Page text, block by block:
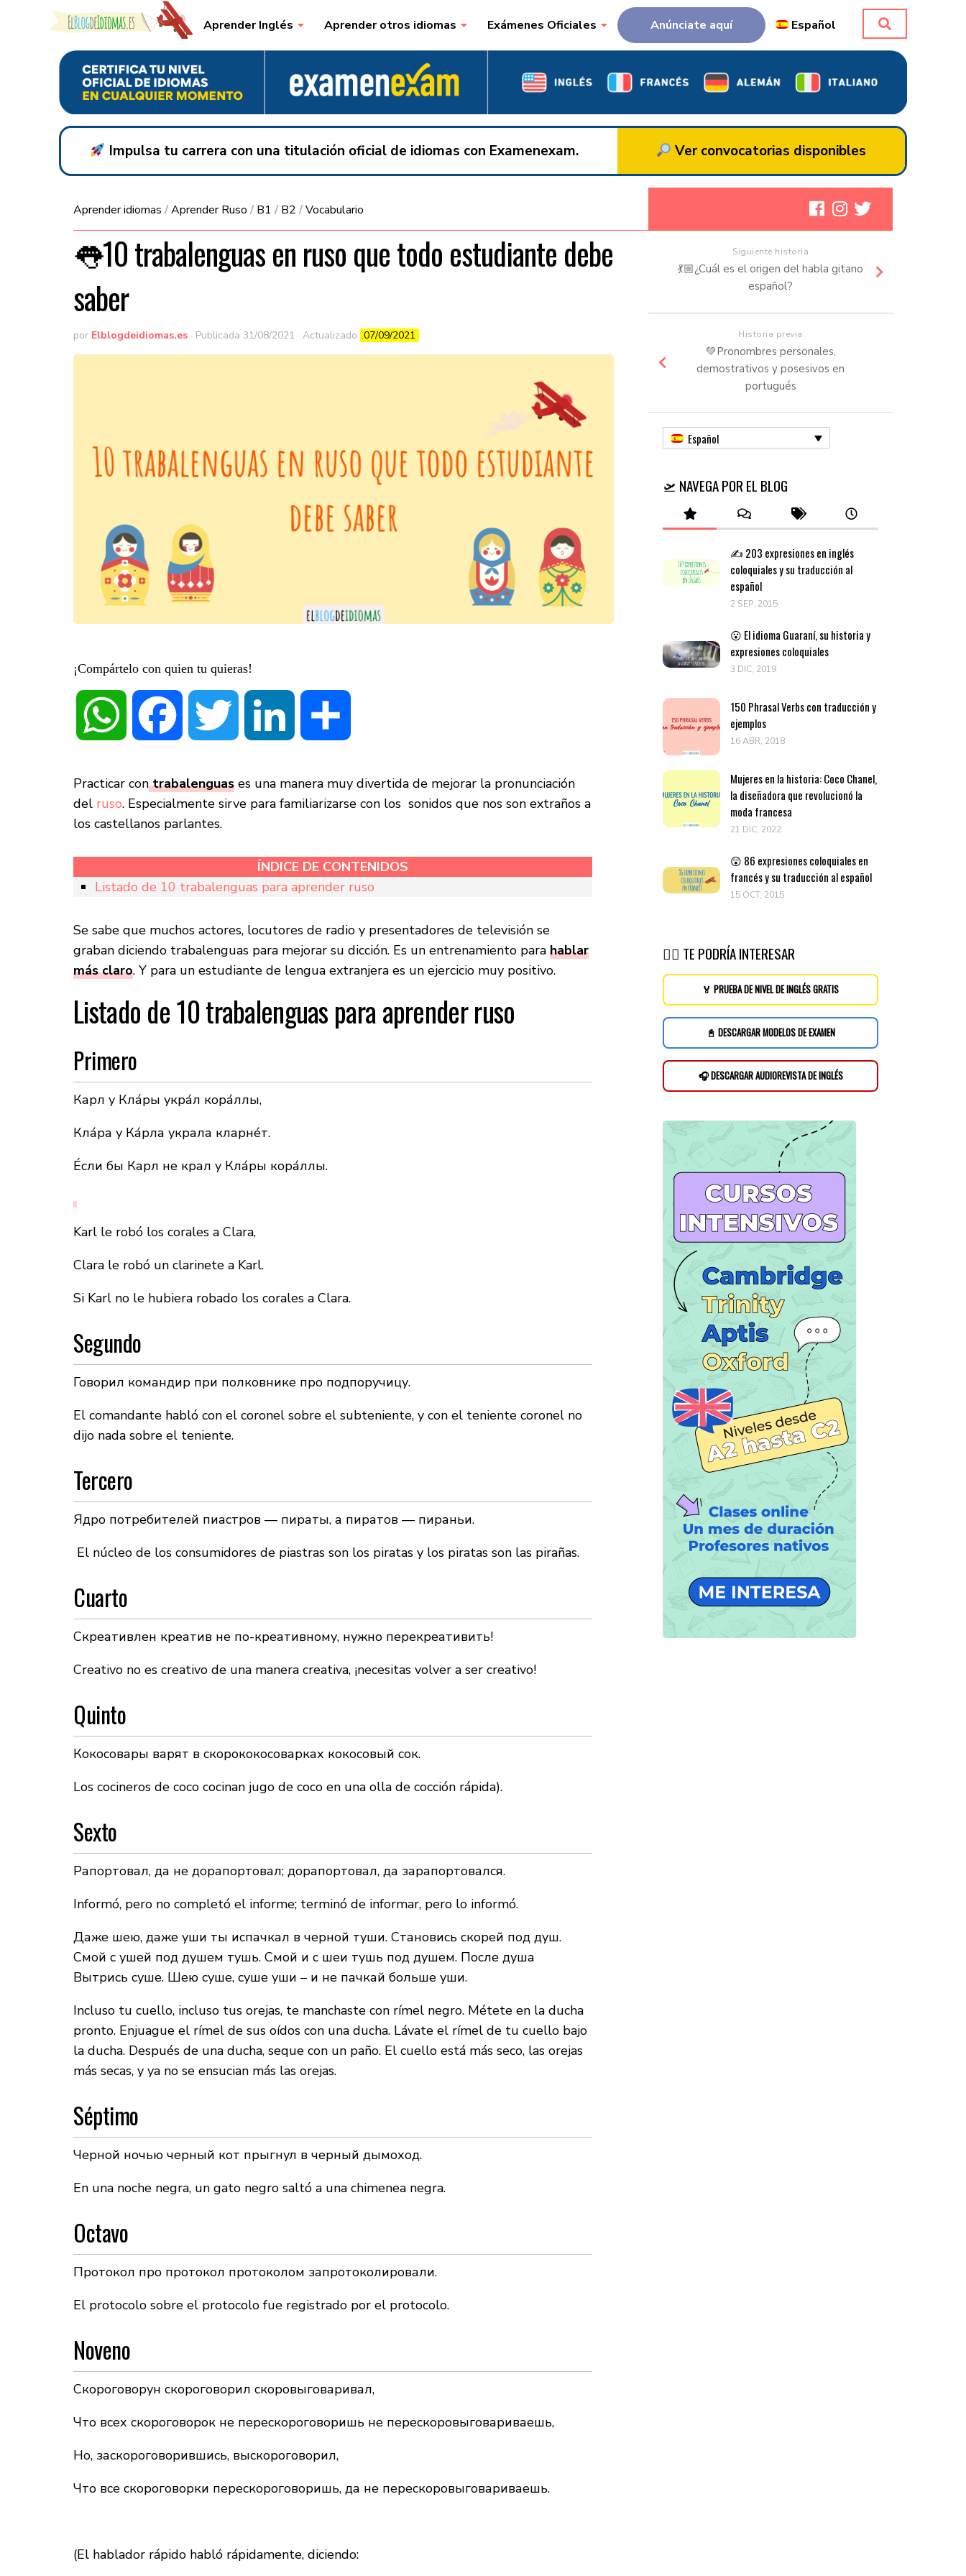
Skip to content Aprender Inglés Aprender otros idiomas Exámenes Oficiales Anúnciate aquí Español
Impulsa tu carrera con una titulación oficial de idiomas con Examenexam. Ver convocatorias disponibles
Aprender idiomas /Aprender Ruso / B1 / B2 /Vocabulario
👅10 trabalenguas en ruso que todo estudiante debe
saber
por Elblogdeidiomas.es · Publicada 31/08/2021 · Actualizado 07/09/2021
¡Compártelo con quien tu quieras!
WhatsApp Facebook LinkedIn
Practicar contrabalenguas es una manera muy divertida de mejorar la pronunciación
del ruso. Especialmente sirve para familiarizarse con los sonidos que nos son extraños a
los castellanos parlantes.
ÍNDICE DE CONTENIDOS
Listado de 10 trabalenguas para aprender ruso
Se sabe que muchos actores, locutores de radio y presentadores de televisión se
graban diciendo trabalenguas para mejorar su dicción. Es un entrenamiento para hablar
más claro. Y para un estudiante de lengua extranjera es un ejercicio muy positivo.
Listado de 10 trabalenguas para aprender ruso
Primero
Карл у Кла́ры укра́л кора́ллы,
Кла́ра у Ка́рла украла кларне́т.
Éсли бы Карл не крал у Кла́ры кора́ллы.
Karl le robó los corales a Clara,
Clara le robó un clarinete a Karl.
Si Karl no le hubiera robado los corales a Clara.
Segundo
Говорил командир при полковнике про подпоручицу.
El comandante habló con el coronel sobre el subteniente, y con el teniente coronel no
dijo nada sobre el teniente.
Tercero
Ядро потребителей пиастров — пираты, а пиратов — пираньи.
El núcleo de los consumidores de piastras son los piratas y los piratas son las pirañas.
Cuarto
Скреативлен креатив не по-креативному, нужно перекреативить!
Creativo no es creativo de una manera creativa, ¡necesitas volver a ser creativo!
Quinto
Кокосовары варят в скорококосоварках кокосовый сок.
Los cocineros de coco cocinan jugo de coco en una olla de cocción rápida).
Sexto
Рапортовал, да не дорапортовал; дорапортовал, да зарапортовался.
Informó, pero no completó el informe; terminó de informar, pero lo informó.
Даже шею, даже уши ты испачкал в черной туши. Становись скорей под душ.
Смой с ушей под душем тушь. Смой и с шеи тушь под душем. После душа
Вытрись суше. Шею суше, суше уши – и не пачкай больше уши.
Incluso tu cuello, incluso tus orejas, te manchaste con rímel negro. Métete en la ducha
pronto. Enjuague el rímel de sus oídos con una ducha. Lávate el rímel de tu cuello bajo
la ducha. Después de una ducha, seque con un paño. El cuello está más seco, las orejas
más secas, y ya no se ensucian más las orejas.
Séptimo
Черной ночью черный кот прыгнул в черный дымоход.
En una noche negra, un gato negro saltó a una chimenea negra.
Octavo
Протокол про протокол протоколом запротоколировали.
El protocolo sobre el protocolo fue registrado por el protocolo.
Noveno
Скороговорун скороговорил скоровыговаривал,
Что всех скороговорок не перескороговоришь не перескоровыговариваешь,
Но, заскороговорившись, выскороговорил,
Что все скороговорки перескороговоришь, да не перескоровыговариваешь.
(El hablador rápido habló rápidamente, diciendo:
Siguiente historia
💃🏼¿Cuál es el origen del habla gitano
español?
Historia previa
💚Pronombres personales,
demostrativos y posesivos en
portugués
Español
🛫 NAVEGA POR EL BLOG
✍️ 203 expresiones en inglés
coloquiales y su traducción al
español
2 SEP, 2015
😮 El idioma Guaraní, su historia y
expresiones coloquiales
3 DIC, 2019
150 Phrasal Verbs con traducción y
ejemplos
16 ABR, 2018
Mujeres en la historia: Coco Chanel,
la diseñadora que revolucionó la
moda francesa
21 DIC, 2022
😲 86 expresiones coloquiales en
francés y su traducción al español
15 OCT, 2015
👉🏽 TE PODRÍA INTERESAR
🏅 PRUEBA DE NIVEL DE INGLÉS GRATIS
📓 DESCARGAR MODELOS DE EXAMEN
🎧 DESCARGAR AUDIOREVISTA DE INGLÉS